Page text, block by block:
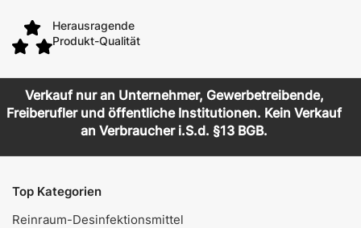
Herausragende
Produkt-Qualität
Verkauf nur an Unternehmer, Gewerbetreibende,
Freiberufler und öffentliche Institutionen. Kein Verkauf
an Verbraucher i.S.d. §13 BGB.
Top Kategorien
Reinraum-Desinfektionsmittel